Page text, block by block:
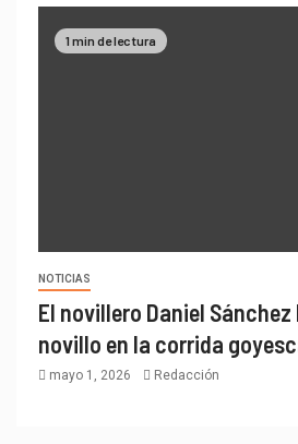
1 min de lectura
NOTICIAS
El novillero Daniel
novillo en la corrida
mayo 1, 2026 Redacción